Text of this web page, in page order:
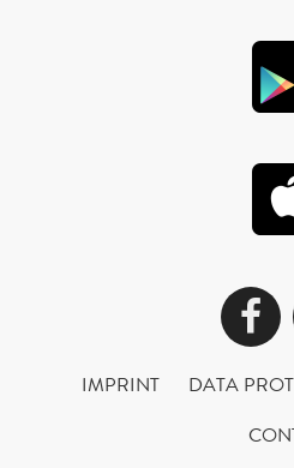
IMPRINT DATA